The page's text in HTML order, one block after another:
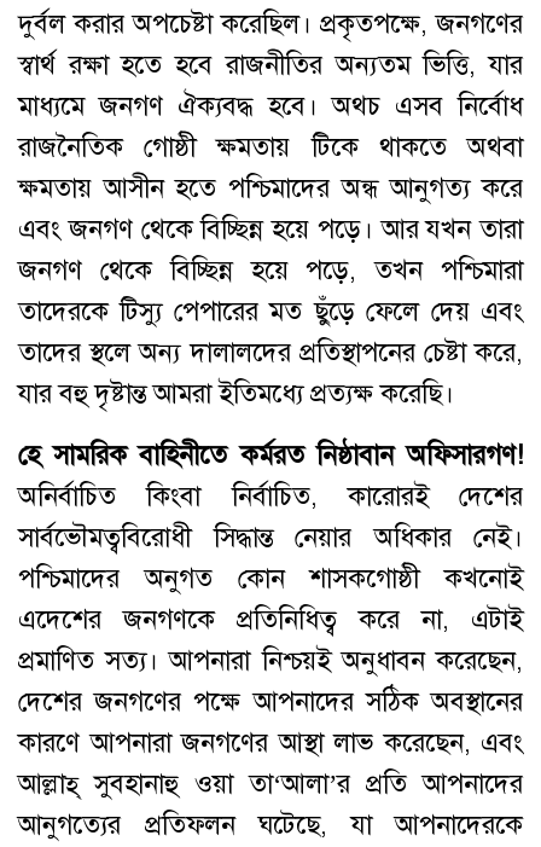
দুর্বল করার অপচেষ্টা করেছিল। প্রকৃতপক্ষে, জনগণের
স্বার্থ রক্ষা হতে হবে রাজনীতির অন্যতম ভিত্তি, যার
মাধ্যমে জনগণ ঐক্যবদ্ধ হবে। অথচ এসব নির্বোধ
রাজনৈতিক গোষ্ঠী ক্ষমতায় টিকে থাকতে অথবা
ক্ষমতায় আসীন হতে পশ্চিমাদের অন্ধ আনুগত্য করে
এবং জনগণ থেকে বিচ্ছিন্ন হয়ে পড়ে। আর যখন তারা
জনগণ থেকে বিচ্ছিন্ন হয়ে পড়ে, তখন পশ্চিমারা
তাদেরকে টিস্যু পেপারের মত ছুঁড়ে ফেলে দেয় এবং
তাদের স্থলে অন্য দালালদের প্রতিস্থাপনের চেষ্টা করে,
যার বহু দৃষ্টান্ত আমরা ইতিমধ্যে প্রত্যক্ষ করেছি।
হে সামরিক বাহিনীতে কর্মরত নিষ্ঠাবান অফিসারগণ!
অনির্বাচিত কিংবা নির্বাচিত, কারোরই দেশের
সার্বভৌমত্ববিরোধী সিদ্ধান্ত নেয়ার অধিকার নেই।
পশ্চিমাদের অনুগত কোন শাসকগোষ্ঠী কখনোই
এদেশের জনগণকে প্রতিনিধিত্ব করে না, এটাই
প্রমাণিত সত্য। আপনারা নিশ্চয়ই অনুধাবন করেছেন,
দেশের জনগণের পক্ষে আপনাদের সঠিক অবস্থানের
কারণে আপনারা জনগণের আস্থা লাভ করেছেন, এবং
আল্লাহ্‌ সুবহানাহু ওয়া তা‘আলা’র প্রতি আপনাদের
আনুগত্যের প্রতিফলন ঘটেছে, যা আপনাদেরকে